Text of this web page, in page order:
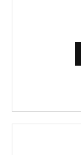
CONSTANT
FC-